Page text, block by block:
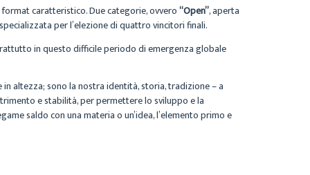
caratteristico. Due categorie, ovvero“Open”, aperta
per l’elezione di quattro vincitori finali.
in questo difficile periodo di emergenza globale
altezza; sono la nostra identità, storia, tradizione – a
e stabilità, per permettere lo sviluppo e la
saldo con una materia o un’idea, l’elemento primo e